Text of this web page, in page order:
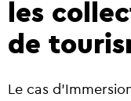
les
de
Le cas